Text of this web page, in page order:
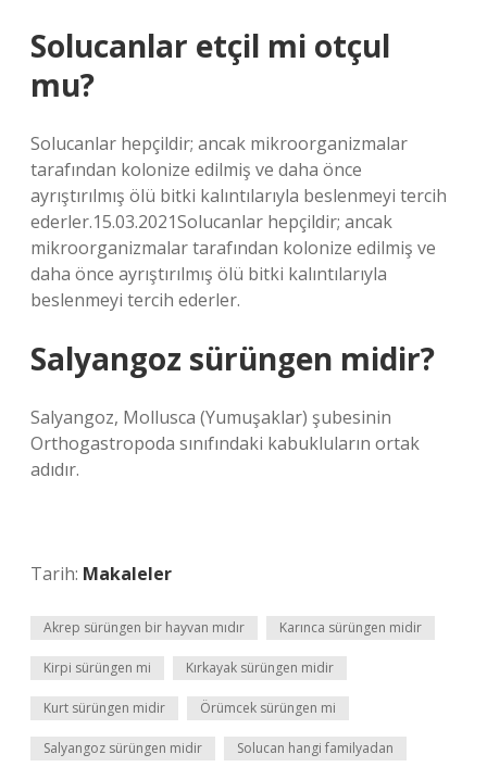
Solucanlar etçil mi otçul
mu?
Solucanlar hepçildir; ancak mikroorganizmalar
tarafından kolonize edilmiş ve daha önce
ayrıştırılmış ölü bitki kalıntılarıyla beslenmeyi tercih
ederler.15.03.2021Solucanlar hepçildir; ancak
mikroorganizmalar tarafından kolonize edilmiş ve
daha önce ayrıştırılmış ölü bitki kalıntılarıyla
beslenmeyi tercih ederler.
Salyangoz sürüngen midir?
Salyangoz, Mollusca (Yumuşaklar) şubesinin
Orthogastropoda sınıfındaki kabukluların ortak
adıdır.
Tarih: Makaleler
Akrep sürüngen bir hayvan mıdır Karınca sürüngen midir
Kirpi sürüngen mi Kırkayak sürüngen midir
Kurt sürüngen midir Örümcek sürüngen mi
Salyangoz sürüngen midir Solucan hangi familyadan